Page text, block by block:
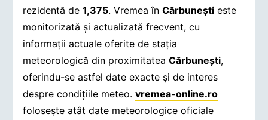
rezidentă de1,375. Vremea înCărbuneşti este
monitorizată și actualizată frecvent, cu
informații actuale oferite de stația
meteorologică din proximitateaCărbuneşti,
oferindu-se astfel date exacte și de interes
despre condițiile meteo.vremea-online.ro
folosește atât date meteorologice oficiale